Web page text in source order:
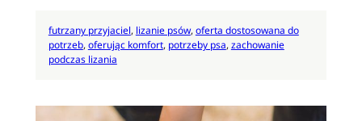
futrzany przyjaciel, lizanie psów, oferta dostosowana do
potrzeb, oferując komfort, potrzeby psa, zachowanie
podczas lizania